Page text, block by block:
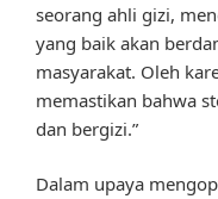
seorang ahli gizi,
yang baik akan
masyarakat. Oleh
memastikan bahwa
dan bergizi.”
Dalam upaya